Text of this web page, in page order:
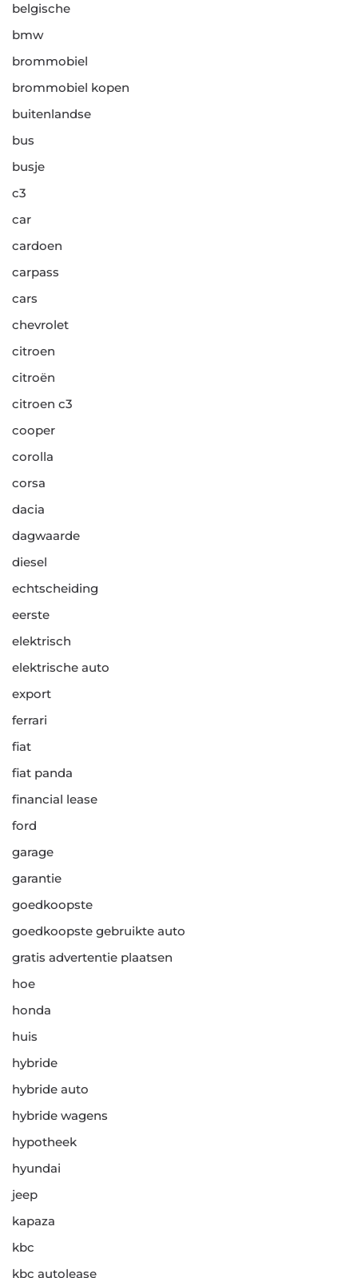
belgische
bmw
brommobiel
brommobiel kopen
buitenlandse
bus
busje
c3
car
cardoen
carpass
cars
chevrolet
citroen
citroën
citroen c3
cooper
corolla
corsa
dacia
dagwaarde
diesel
echtscheiding
eerste
elektrisch
elektrische auto
export
ferrari
fiat
fiat panda
financial lease
ford
garage
garantie
goedkoopste
goedkoopste gebruikte auto
gratis advertentie plaatsen
hoe
honda
huis
hybride
hybride auto
hybride wagens
hypotheek
hyundai
jeep
kapaza
kbc
kbc autolease